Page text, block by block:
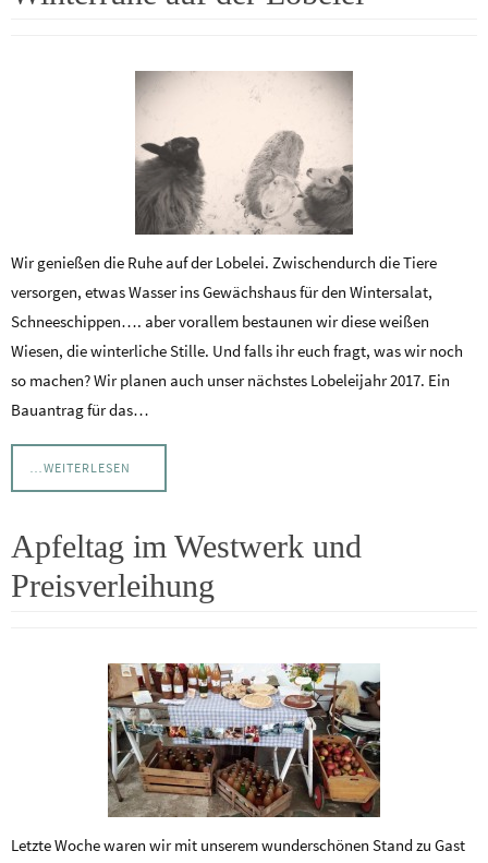
Wir genießen die Ruhe auf der Lobelei. Zwischendurch die Tiere
versorgen, etwas Wasser ins Gewächshaus für den Wintersalat,
Schneeschippen…. aber vorallem bestaunen wir diese weißen
Wiesen, die winterliche Stille. Und falls ihr euch fragt, was wir noch
so machen? Wir planen auch unser nächstes Lobeleijahr 2017. Ein
Bauantrag für das…
…WEITERLESEN
Apfeltag im Westwerk und
Preisverleihung
Letzte Woche waren wir mit unserem wunderschönen Stand zu Gast